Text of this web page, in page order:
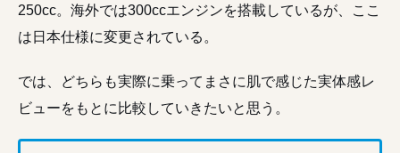
250cc。海外では300ccエンジンを搭載しているが、ここ
は日本仕様に変更されている。
では、どちらも実際に乗ってまさに肌で感じた実体感レ
ビューをもとに比較していきたいと思う。